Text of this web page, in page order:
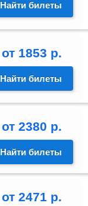
Найти билеты
от 1853 р.
Найти билеты
от 2380 р.
Найти билеты
от 2471 р.